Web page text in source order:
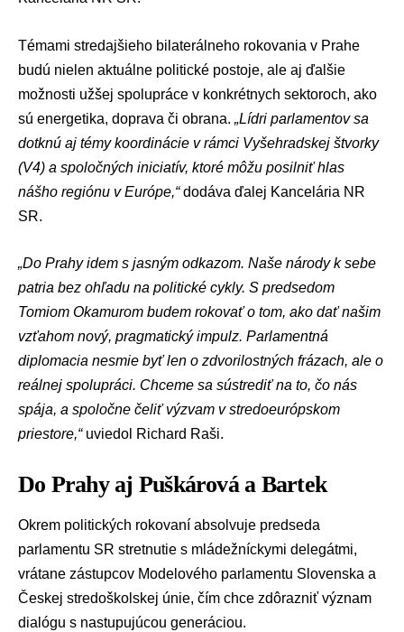
Témami stredajšieho bilaterálneho rokovania v Prahe
budú nielen aktuálne politické postoje, ale aj ďalšie
možnosti užšej spolupráce v konkrétnych sektoroch, ako
sú energetika, doprava či obrana. „Lídri parlamentov sa
dotknú aj témy koordinácie v rámci Vyšehradskej štvorky
(V4) a spoločných iniciatív, ktoré môžu posilniť hlas
nášho regiónu v Európe,“dodáva ďalej Kancelária NR
SR.
„Do Prahy idem s jasným odkazom. Naše národy k sebe
patria bez ohľadu na politické cykly. S predsedom
Tomiom Okamurom budem rokovať o tom, ako dať našim
vzťahom nový, pragmatický impulz. Parlamentná
diplomacia nesmie byť len o zdvorilostných frázach, ale o
reálnej spolupráci. Chceme sa sústrediť na to, čo nás
spája, a spoločne čeliť výzvam v stredoeurópskom
priestore,“uviedol Richard Raši.
Do Prahy aj Puškárová a Bartek
Okrem politických rokovaní absolvuje predseda
parlamentu SR stretnutie s mládežníckymi delegátmi,
vrátane zástupcov Modelového parlamentu Slovenska a
Českej stredoškolskej únie, čím chce zdôrazniť význam
dialógu s nastupujúcou generáciou.